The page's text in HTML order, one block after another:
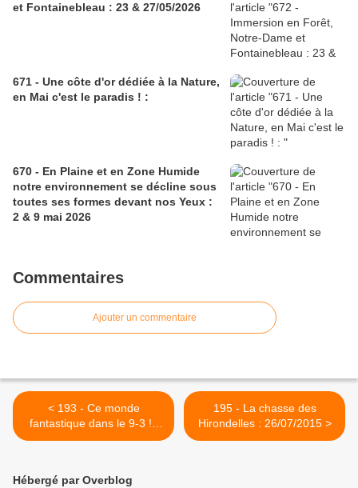
et Fontainebleau : 23 & 27/05/2026
671 - Une côte d'or dédiée à la Nature,
en Mai c'est le paradis ! :
670 - En Plaine et en Zone Humide
notre environnement se décline sous
toutes ses formes devant nos Yeux :
2 & 9 mai 2026
Commentaires
Ajouter un commentaire
< 193 - Ce monde
fantastique dans le 9-3 ! :
18/07/2015
195 - La chasse des
Hirondelles : 26/07/2015 >
Hébergé par Overblog